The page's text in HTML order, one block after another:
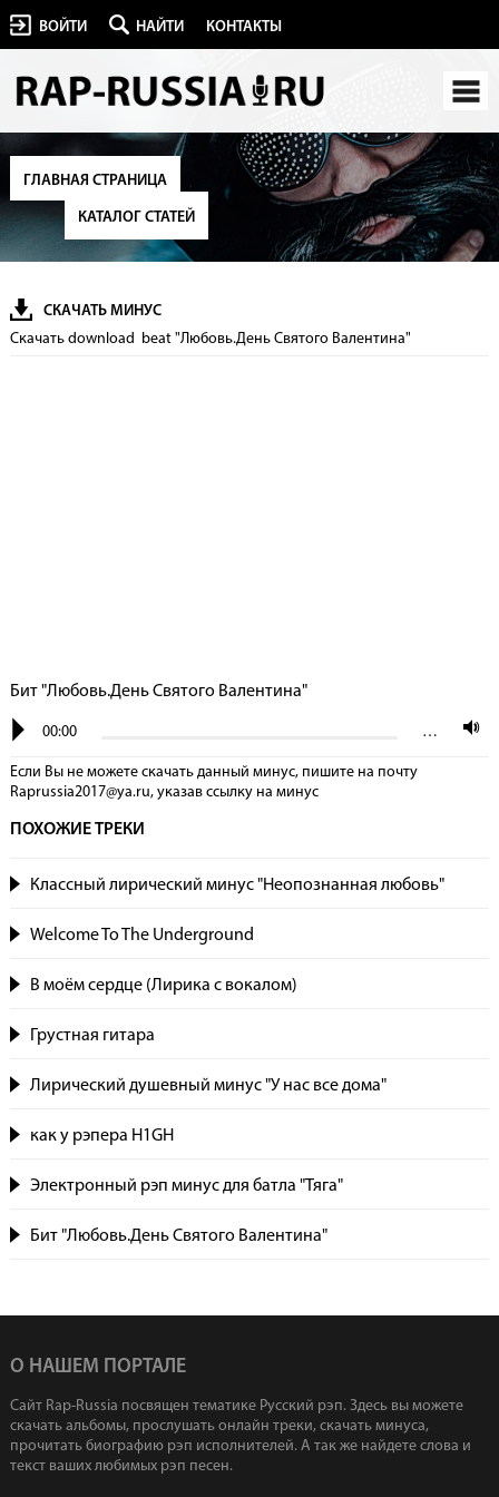
ВОЙТИ НАЙТИ КОНТАКТЫ
ГЛАВНАЯ СТРАНИЦА
КАТАЛОГ СТАТЕЙ
СКАЧАТЬ МИНУС
Скачать download beat "Любовь.День Святого Валентина"
Бит "Любовь.День Святого Валентина"
00:00 …
Если Вы не можете скачать данный минус, пишите на почту
Raprussia2017@ya.ru, указав сcылку на минус
ПОХОЖИЕ ТРЕКИ
Классный лирический минус "Неопознанная любовь"
Welcome To The Underground
В моём сердце (Лирика с вокалом)
Грустная гитара
Лирический душевный минус "У нас все дома"
как у рэпера H1GH
Электронный рэп минус для батла "Тяга"
Бит "Любовь.День Святого Валентина"
О НАШЕМ ПОРТАЛЕ
Сайт Rap-Russia посвящен тематике Русский рэп. Здесь вы можете
скачать альбомы, прослушать онлайн треки, скачать минуса,
прочитать биографию рэп исполнителей. А так же найдете слова и
текст ваших любимых рэп песен.